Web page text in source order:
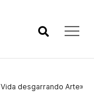
desgarrando Arte»